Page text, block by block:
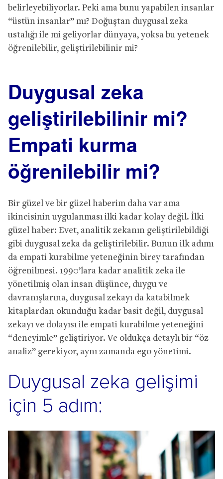
belirleyebiliyorlar. Peki ama bunu yapabilen insanlar
“üstün insanlar” mı? Doğuştan duygusal zeka
ustalığı ile mi geliyorlar dünyaya, yoksa bu yetenek
öğrenilebilir, geliştirilebilinir mi?
Duygusal zeka
geliştirilebilinir mi?
Empati kurma
öğrenilebilir mi?
Bir güzel ve bir güzel haberim daha var ama
ikincisinin uygulanması ilki kadar kolay değil. İlki
güzel haber: Evet, analitik zekanın geliştirilebildiği
gibi duygusal zeka da geliştirilebilir. Bunun ilk adımı
da empati kurabilme yeteneğinin birey tarafından
öğrenilmesi. 1990’lara kadar analitik zeka ile
yönetilmiş olan insan düşünce, duygu ve
davranışlarına, duygusal zekayı da katabilmek
kitaplardan okunduğu kadar basit değil, duygusal
zekayı ve dolayısı ile empati kurabilme yeteneğini
“deneyimle” geliştiriyor. Ve oldukça detaylı bir “öz
analiz” gerekiyor, aynı zamanda ego yönetimi.
Duygusal zeka gelişimi
için 5 adım: